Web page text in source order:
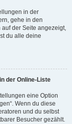
in der
gehe in den
auf der Seite angezeigt,
du alle deine
der Online-Liste
eine Option
Wenn du diese
und du selbst
Besucher gezählt.